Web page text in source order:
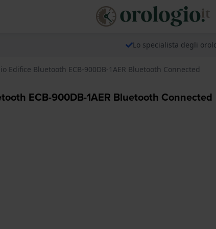
Lo specialista degli
Edifice Bluetooth ECB-900DB-1AER Bluetooth Connected
ECB-900DB-1AER Bluetooth Connected